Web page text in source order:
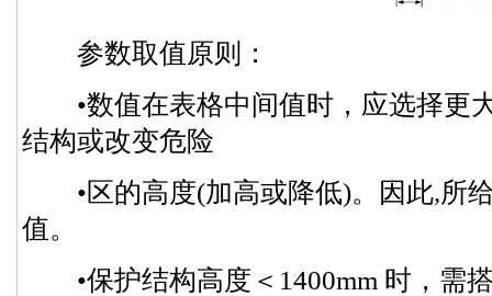
参数取值原则：
•数值在表格中间值时，应选择更
结构或改变危险
•区的高度(加高或降低)。因此,所
值。
•保护结构高度＜1400mm 时，需